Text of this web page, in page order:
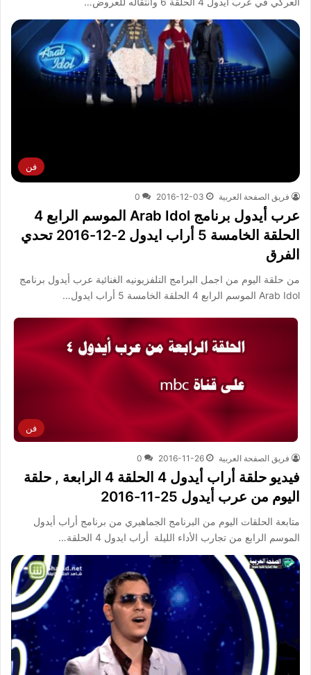
فن
فريق الصفحة العربية 2016-12-03
0
عرب أيدول برنامج Arab Idol الموسم الرابع 4
الحلقة الخامسة 5 أراب ايدول 2-12-2016 تحدي
الفرق
من حلقة اليوم من اجمل البرامج التلفزيونيه الغنائية عرب أيدول برنامج
Arab Idol الموسم الرابع 4 الحلقة الخامسة 5 أراب ايدول…
فن
فريق الصفحة العربية 2016-11-26
0
فيديو حلقة أراب أيدول 4 الحلقة 4 الرابعة , حلقة
اليوم من عرب أيدول 25-11-2016
متابعة الحلقات اليوم من البرنامج الجماهيري من برنامج أراب أيدول
الموسم الرابع من تجارب الأداء الليلة أراب ايدول 4 الحلقة…